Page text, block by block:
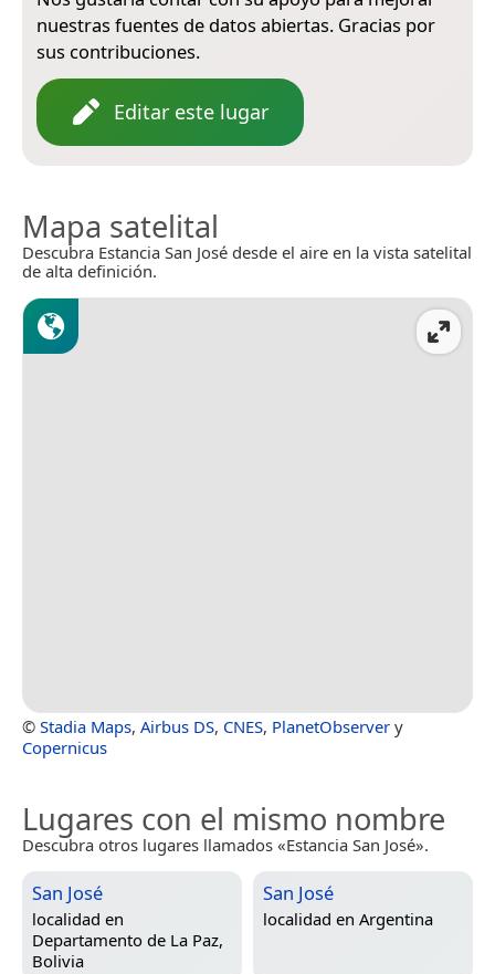
nuestras fuentes de datos abiertas. Gracias por
sus contribuciones.
Editar este lugar
Mapa satelital
Descubra Estancia San José desde el aire en la vista satelital
de alta definición.
© Stadia Maps, Airbus DS, CNES, PlanetObserver y
Copernicus
Lugares con el mismo nombre
Descubra otros lugares llamados «Estancia San José».
San José
localidad en
Departamento de La Paz,
Bolivia
San José
localidad en Argentina